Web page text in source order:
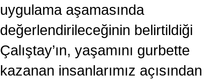
uygulama aşamasında
değerlendirileceğinin belirtildiği
Çalıştay’ın, yaşamını gurbette
kazanan insanlarımız açısından